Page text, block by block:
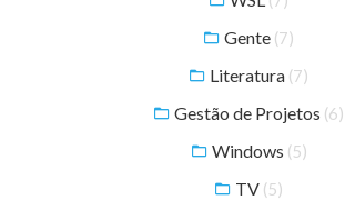
Gente (7)
Literatura (7)
Gestão de Projetos (6)
Windows (5)
TV (5)